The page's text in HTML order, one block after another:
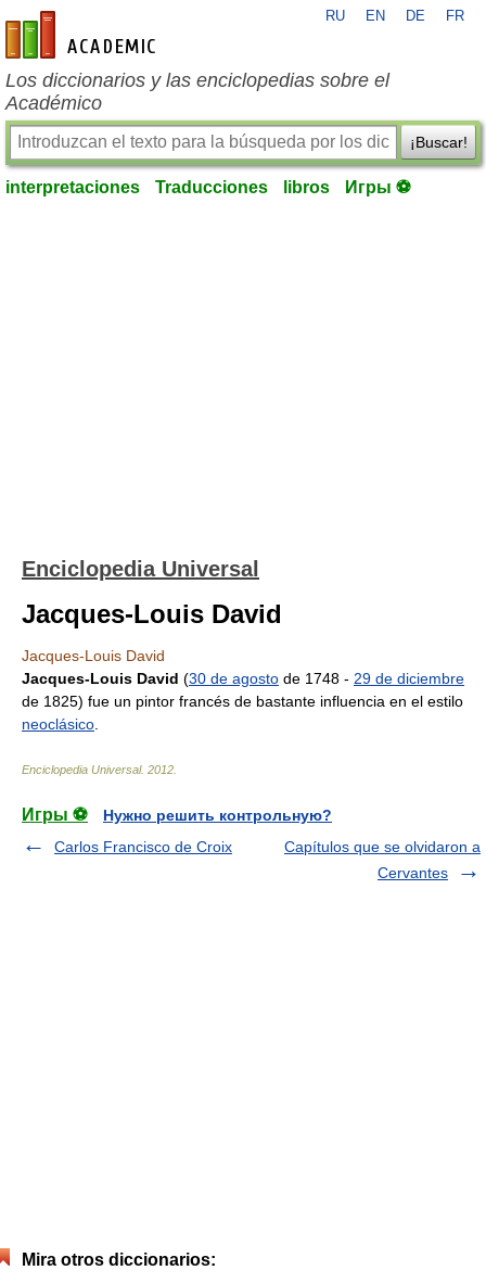
es-academic.com
RU EN DE FR
Los diccionarios y las enciclopedias sobre el
Académico
¡Buscar!
interpretaciones Traducciones libros Игры ⚽
Enciclopedia Universal
Jacques-Louis David
Jacques-Louis David
Jacques-Louis David (30 de agosto de 1748 - 29 de diciembre
de 1825) fue un pintor francés de bastante influencia en el estilo
neoclásico
Enciclopedia Universal. 2012
Игры ⚽
Нужно решить контрольную?
Carlos Francisco de Croix
Capítulos que se olvidaron a
Cervantes
Mira otros diccionarios: